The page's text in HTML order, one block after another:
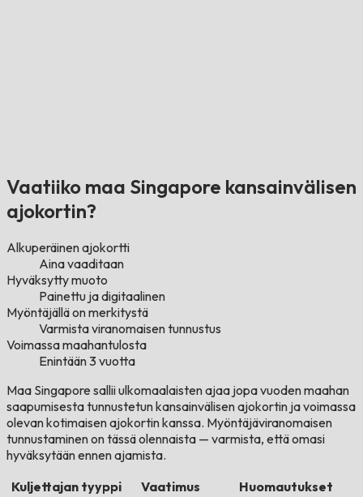
Vaatiiko maa Singapore kansainvälisen
ajokortin?
Alkuperäinen ajokortti
Aina vaaditaan
Hyväksytty muoto
Painettu ja digitaalinen
Myöntäjällä on merkitystä
Varmista viranomaisen tunnustus
Voimassa maahantulosta
Enintään 3 vuotta
Maa Singapore sallii ulkomaalaisten ajaa jopa vuoden maahan
saapumisesta tunnustetun kansainvälisen ajokortin ja voimassa
olevan kotimaisen ajokortin kanssa. Myöntäjäviranomaisen
tunnustaminen on tässä olennaista — varmista, että omasi
hyväksytään ennen ajamista.
Kuljettajan tyyppi
Vaatimus
Huomautukset